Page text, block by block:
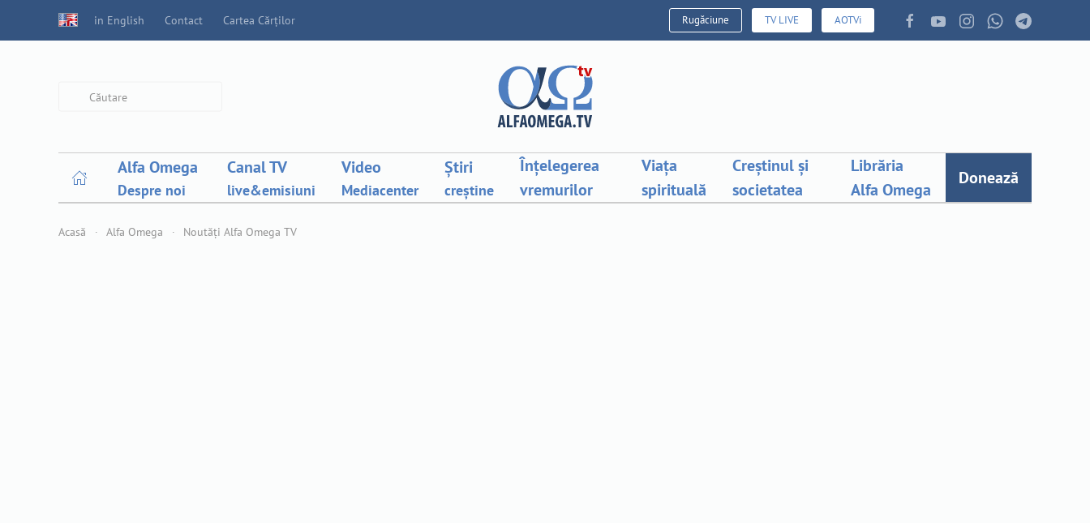
in English Contact Cartea Cărților Rugăciune TV LIVE AOTVi
Alfa Omega
Despre noi
Canal TV
live&emisiuni
Video
Mediacenter
Știri
creștine
Înțelegerea
vremurilor
Viața
spirituală
Creștinul și
societatea
Librăria
Alfa Omega
Donează
Acasă Alfa Omega Noutăți Alfa Omega TV